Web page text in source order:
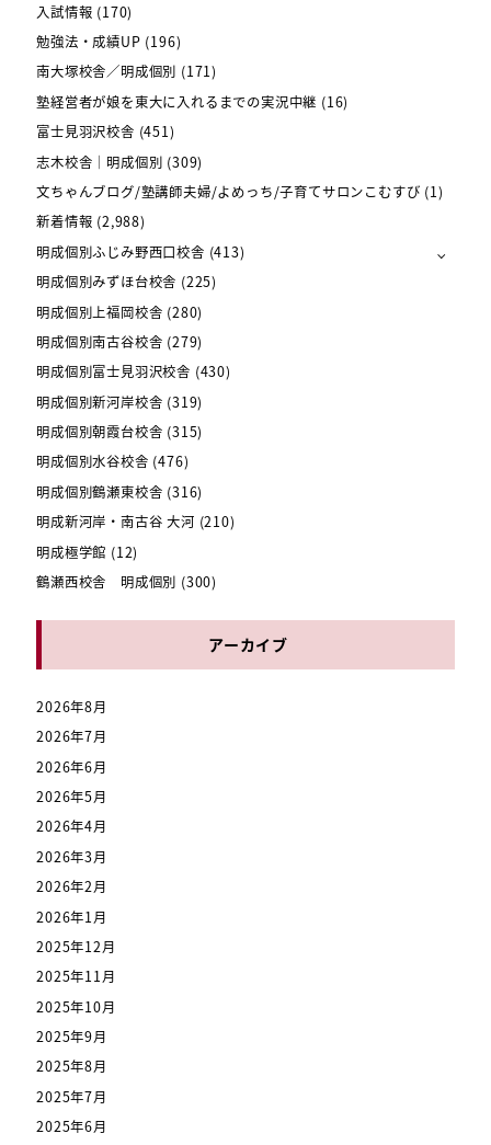
入試情報 (170)
勉強法・成績UP (196)
南大塚校舎／明成個別 (171)
塾経営者が娘を東大に入れるまでの実況中継 (16)
富士見羽沢校舎 (451)
志木校舎｜明成個別 (309)
文ちゃんブログ/塾講師夫婦/よめっち/子育てサロンこむすび (1)
新着情報 (2,988)
明成個別ふじみ野西口校舎 (413)
明成個別みずほ台校舎 (225)
明成個別上福岡校舎 (280)
明成個別南古谷校舎 (279)
明成個別富士見羽沢校舎 (430)
明成個別新河岸校舎 (319)
明成個別朝霞台校舎 (315)
明成個別水谷校舎 (476)
明成個別鶴瀬東校舎 (316)
明成新河岸・南古谷 大河 (210)
明成極学館 (12)
鶴瀬西校舎 明成個別 (300)
アーカイブ
2026年8月
2026年7月
2026年6月
2026年5月
2026年4月
2026年3月
2026年2月
2026年1月
2025年12月
2025年11月
2025年10月
2025年9月
2025年8月
2025年7月
2025年6月